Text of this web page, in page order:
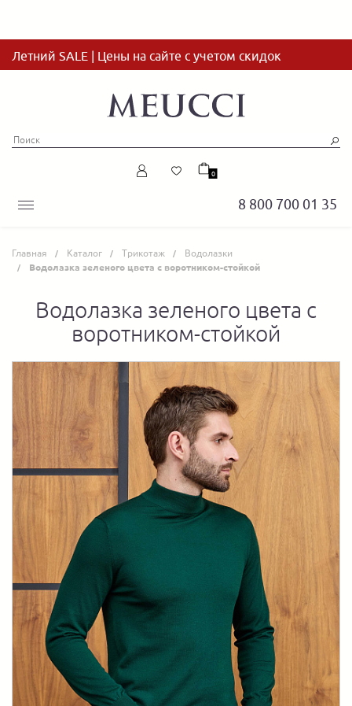
Летний SALE | Цены на сайте с учетом скидок
8 800 700 01 35
0
Главная Каталог Трикотаж Водолазки
Водолазка зеленого цвета с воротником-стойкой
Водолазка зеленого цвета с
воротником-стойкой